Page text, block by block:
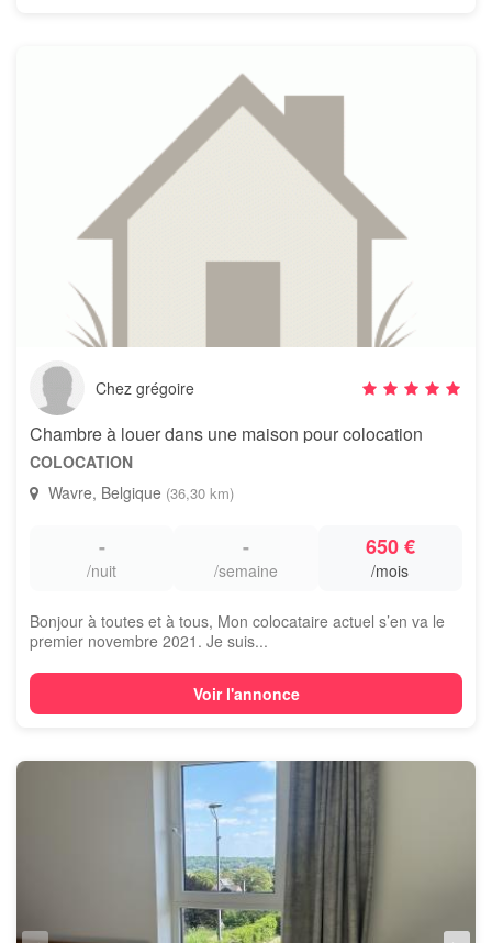
Chez grégoire
Chambre à louer dans une maison pour colocation
COLOCATION
Wavre, Belgique (36,30 km)
-
/nuit
-
/semaine
650 €
/mois
Bonjour à toutes et à tous, Mon colocataire actuel s’en va le
premier novembre 2021. Je suis...
Voir l'annonce